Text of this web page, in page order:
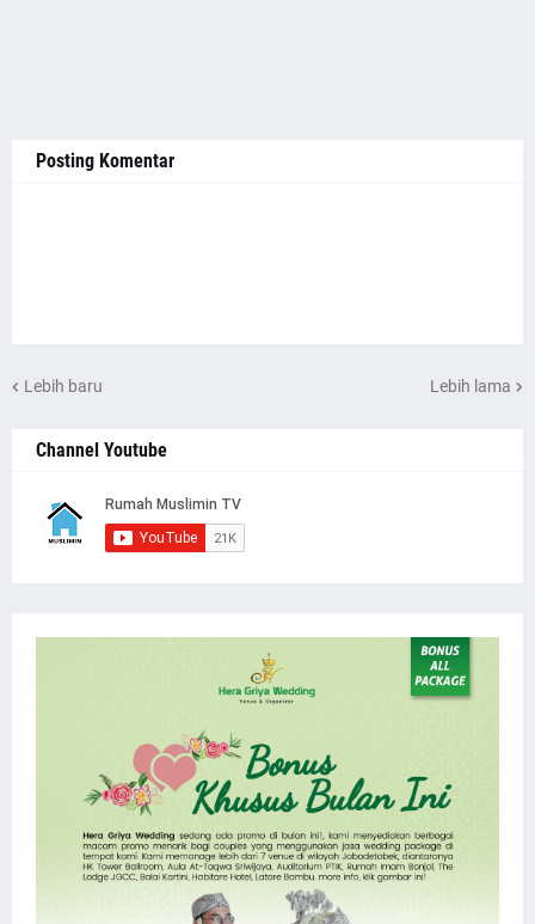
Posting Komentar
Lebih baru Lebih lama
Channel Youtube